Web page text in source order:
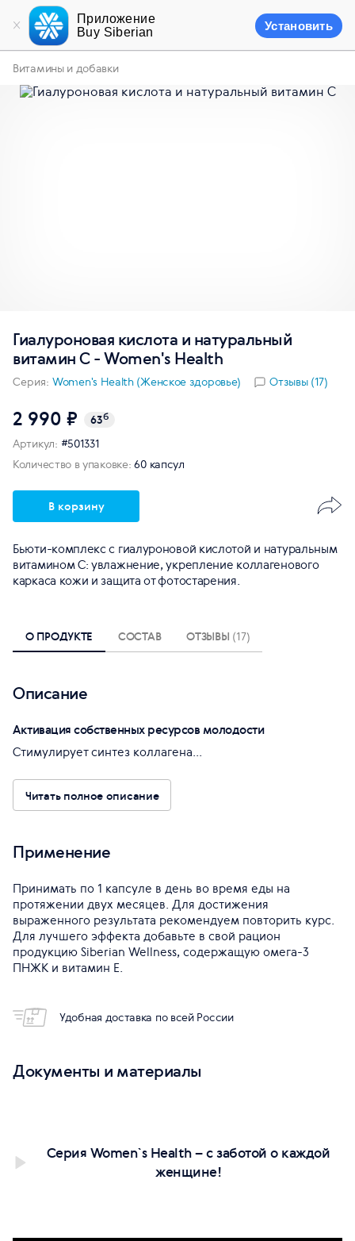
Приложение
Buy Siberian
Установить
Витамины и добавки
Гиалуроновая кислота и натуральный
витамин С - Women's Health
Серия: Women's Health (Женское здоровье) Отзывы (17)
Бьюти-комплекс с гиалуроновой кислотой и натуральным
витамином С: увлажнение, укрепление коллагенового
каркаса кожи и защита от фотостарения.
2 990 ₽ 63б
Артикул: #501331
Количество в упаковке: 60 капсул
В корзину
О ПРОДУКТЕ СОСТАВ ОТЗЫВЫ (17)
Описание
Активация собственных ресурсов молодости
Стимулирует синтез коллагена...
Читать полное описание
Применение
Принимать по 1 капсуле в день во время еды на
протяжении двух месяцев. Для достижения
выраженного результата рекомендуем повторить курс.
Для лучшего эффекта добавьте в свой рацион
продукцию Siberian Wellness, содержащую омега-3
ПНЖК и витамин Е.
Удобная доставка по всей России
Документы и материалы
Серия Women`s Health – с заботой о каждой
женщине!